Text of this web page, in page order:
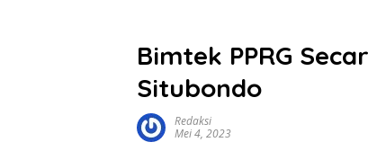
Bimtek PPRG
Situbondo
Redaksi
Mei 4, 2023